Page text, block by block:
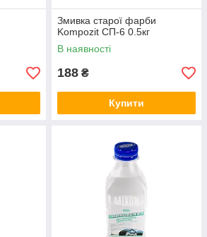
Змивка старої фарби
Kompozit СП-6 0.5кг
В наявності
188 ₴
Купити